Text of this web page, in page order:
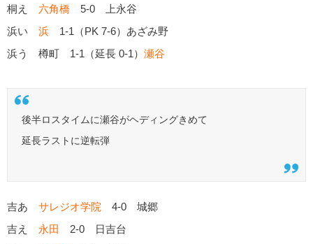
桐え 六角橋 5-0 上永谷
浜い 浜 1-1（PK 7-6）あざみ野
浜う 樽町 1-1（延長 0-1） 瀬谷
後半ロスタイムに瀬谷がヘディングきめて
延長ラストに逆転弾
吉あ サレジオ学院 4-0 城郷
吉え 永田
2-0 日吉台